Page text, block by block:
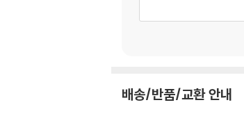
배송/반품/교환 안내